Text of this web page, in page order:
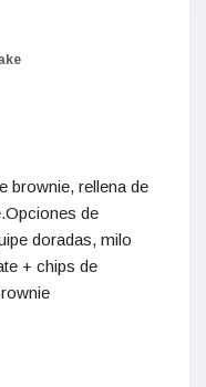
brownie, rellena de
de
doradas, milo
+ chips de